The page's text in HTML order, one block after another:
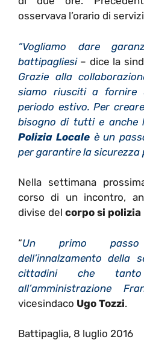
osservava l’orario di
“Vogliamo dare
battipagliesi– dice la
Grazie alla
siamo riusciti a fornire
periodo estivo. Per
bisogno di tutti e anche
Polizia Locale è un
per garantire la sicurezza
Nella settimana
corso di un incontro,
divise del corpo si
“Un primo
dell’innalzamento della
cittadini che
all’amministrazione
vicesindaco Ugo Tozzi.
Battipaglia, 8 luglio 2016